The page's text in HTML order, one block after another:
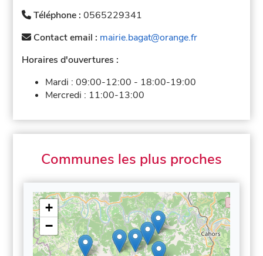
Téléphone :0565229341
Contact email : mairie.bagat@orange.fr
Horaires d'ouvertures :
Mardi :09:00-12:00 - 18:00-19:00
Mercredi : 11:00-13:00
Communes les plus proches
+
−